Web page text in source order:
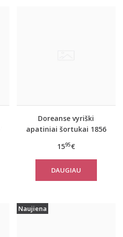
Doreanse vyriški
apatiniai šortukai 1856
1595€
DAUGIAU
Naujiena